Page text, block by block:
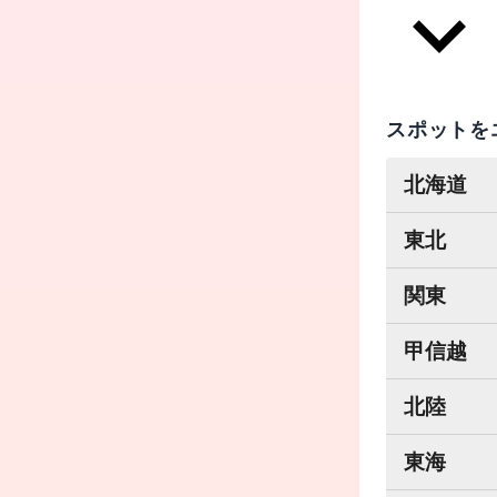
スポット
北海道
東北
関東
甲信越
北陸
東海